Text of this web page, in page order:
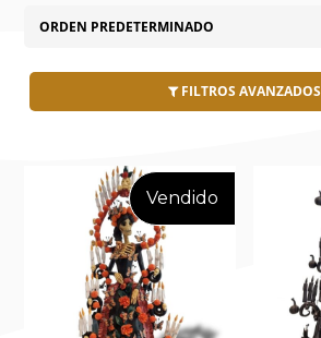
FILTROS AVANZADOS